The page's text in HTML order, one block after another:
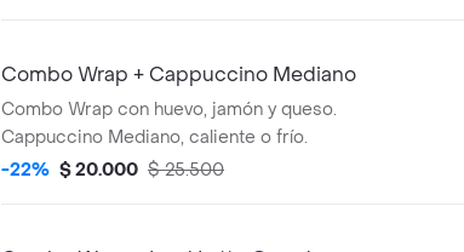
Combo Wrap + Cappuccino Mediano
Combo Wrap con huevo, jamón y queso.
Cappuccino Mediano, caliente o frío.
-22% $ 20.000 $ 25.500